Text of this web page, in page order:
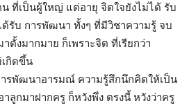
ที่เป็นผู้ใหญ่ แต่อายุ จิตใจยังไม่ได้ รับ
รับ การพัฒนา ทั้งๆ ที่มีวิชาความรู้ จบ
ตั้งมากมาย ก็เพราะจิต ที่เรียกว่า
เกิดขึ้น
รพัฒนาอารมณ์ ความรู้สึกนึกคิดให้เป็น
ลูกมาฝากครู ก็หวังพึ่ง ตรงนี้ หวังว่าครู